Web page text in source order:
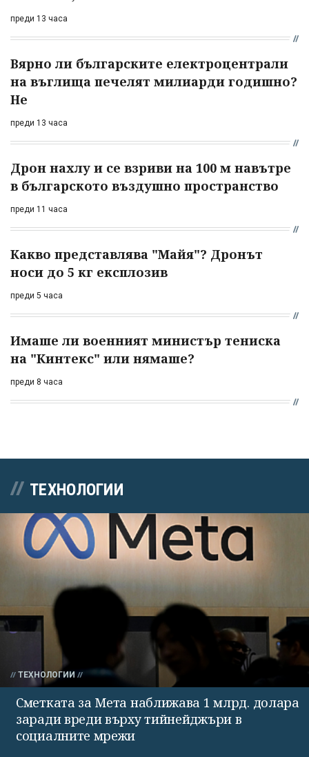
преди 13 часа
Вярно ли българските електроцентрали
на въглища печелят милиарди годишно?
Не
преди 13 часа
Дрон нахлу и се взриви на 100 м навътре
в българското въздушно пространство
преди 11 часа
Какво представлява "Майя"? Дронът
носи до 5 кг експлозив
преди 5 часа
Имаше ли военният министър тениска
на "Кинтекс" или нямаше?
преди 8 часа
ТЕХНОЛОГИИ
ТЕХНОЛОГИИ
Сметката за Мета наближава 1 млрд. долара
заради вреди върху тийнейджъри в
социалните мрежи